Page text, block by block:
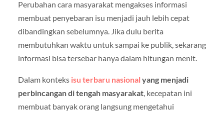
Perubahan cara masyarakat mengakses informasi
membuat penyebaran isu menjadi jauh lebih cepat
dibandingkan sebelumnya. Jika dulu berita
membutuhkan waktu untuk sampai ke publik, sekarang
informasi bisa tersebar hanya dalam hitungan menit.
Dalam konteks isu terbaru nasional yang menjadi
perbincangan di tengah masyarakat, kecepatan ini
membuat banyak orang langsung mengetahui